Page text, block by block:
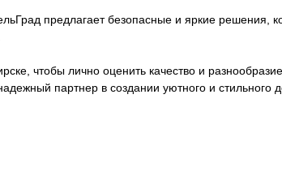
предлагает безопасные и яркие решения,
чтобы лично оценить качество и
партнер в создании уютного и стильного